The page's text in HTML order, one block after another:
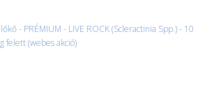
- PRÉMIUM - LIVE ROCK (Scleractinia Spp.) - 10
felett (webes akció)